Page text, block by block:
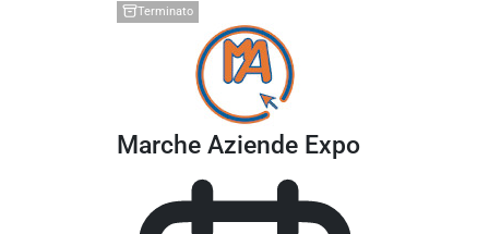
Terminato
Marche Aziende Expo